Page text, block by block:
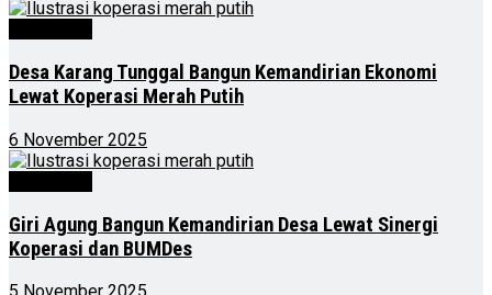
Desa Karang Tunggal Bangun Kemandirian Ekonomi
Lewat Koperasi Merah Putih
6 November 2025
Giri Agung Bangun Kemandirian Desa Lewat Sinergi
Koperasi dan BUMDes